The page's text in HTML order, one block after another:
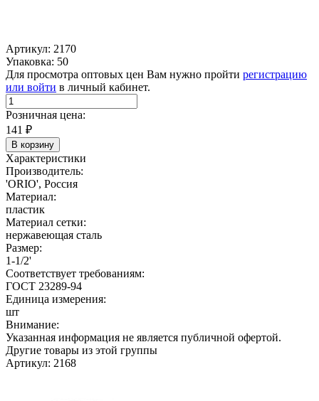
Артикул: 2170
Упаковка: 50
Для просмотра оптовых цен Вам нужно пройти регистрацию
или войти в личный кабинет.
Розничная цена:
141 ₽
В корзину
Характеристики
Производитель:
'ORIO', Россия
Материал:
пластик
Материал сетки:
нержавеющая сталь
Размер:
1-1/2'
Соответствует требованиям:
ГОСТ 23289-94
Единица измерения:
шт
Внимание:
Указанная информация не является публичной офертой.
Другие товары из этой группы
Артикул: 2168